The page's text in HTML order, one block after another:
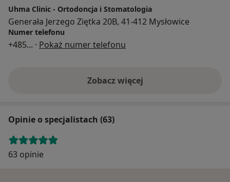
Uhma Clinic - Ortodoncja i Stomatologia
Generała Jerzego Ziętka 20B, 41-412 Mysłowice
Numer telefonu
+485... · Pokaż numer telefonu
Zobacz więcej
Opinie o specjalistach (63)
63 opinie